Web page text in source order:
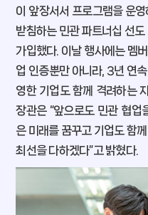
이 앞장서서 프로그램을 운
받침하는 민관 파트너십 선
가입했다. 이날 행사에는 멤
업 인증뿐만 아니라, 3년 연
영한 기업도 함께 격려하는
장관은 “앞으로도 민관 협업
은 미래를 꿈꾸고 기업도 함
최선을 다하겠다”고 밝혔다.